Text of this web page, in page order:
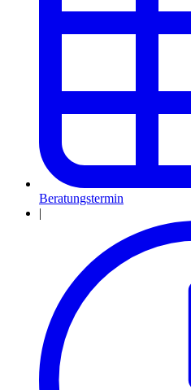
Beratungstermin
|